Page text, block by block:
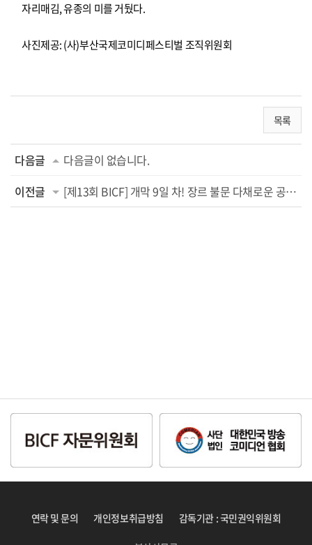
자리매김, 유종의 미를 거뒀다.
사진제공: (사)부산국제코미디페스티벌 조직위원회
목록
다음글
다음글이 없습니다.
이전글
[제13회 BICF] 개막 9일 차! 장르 불문 다채로운 공연으로 부산 접수!
연락 및 문의 개인정보취급방침 감독기관 : 국민권익위원회